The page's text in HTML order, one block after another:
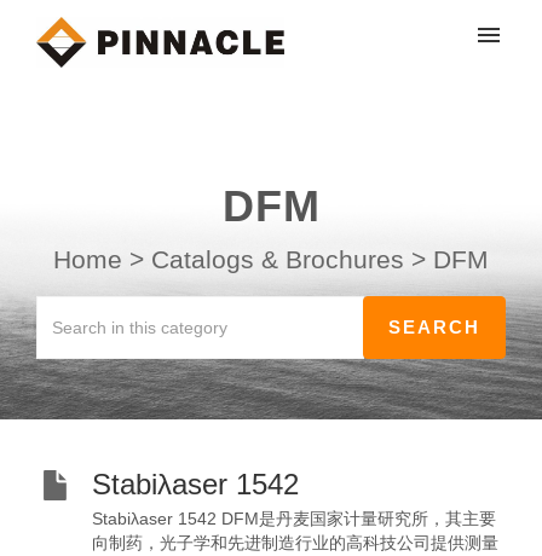
DFM
Home > Catalogs & Brochures > DFM
Stabiλaser 1542
Stabiλaser 1542 DFM是丹麦国家计量研究所，其主要
向制药，光子学和先进制造行业的高科技公司提供测量